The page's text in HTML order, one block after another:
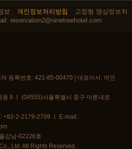
보 개인정보처리방침
고정형 영상정보처
reservation2@ninetreehotel.com
등록번호: 421-85-00470 | 대표이사: 여인
II ㅣ (04555)서울특별시 중구 마른내로
+82-2-2179-2709 ㅣ E-mail:
강남-02226호
Ltd. All Rights Reserved.